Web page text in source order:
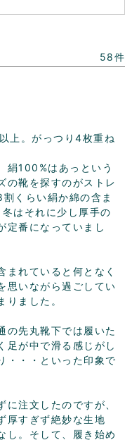
58
上。がっつり4枚重ね
絹100%はあっという
の靴を探すのがストレ
くらい絹か綿の含ま
はそれに少し厚手の
定番になっていまし
まれていると何となく
思いながら過ごしてい
りました。
の先丸靴下では履いた
足が中で滑る感じがし
・・・といった印象で
注文したのですが、
厚すぎず絶妙な生地
し。そして、履き始め